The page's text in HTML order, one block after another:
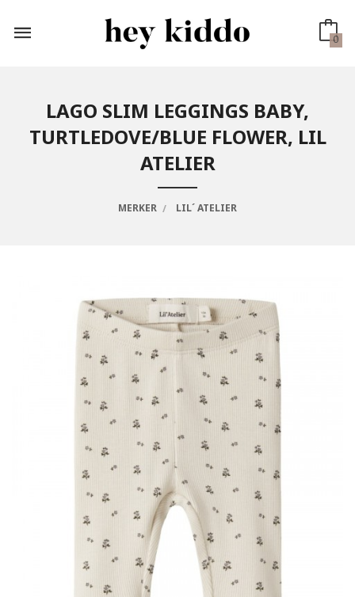
innholdet
0
LAGO SLIM LEGGINGS BABY,
TURTLEDOVE/BLUE FLOWER, LIL
ATELIER
MERKER LIL´ ATELIER